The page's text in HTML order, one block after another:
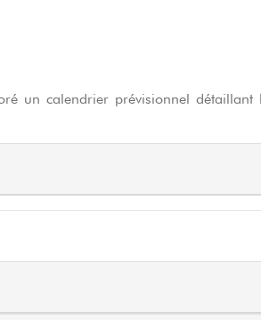
un calendrier prévisionnel détaillant